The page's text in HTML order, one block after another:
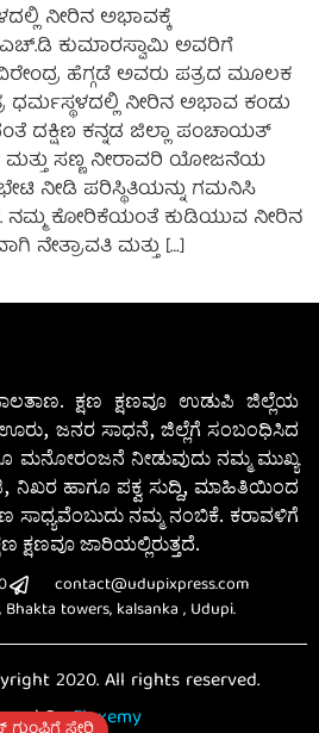
ನೀರಿನ ಅಭಾವಕ್ಕೆ
ಎಚ್‌.ಡಿ ಕುಮಾರಸ್ವಾಮಿ ಅವರಿಗೆ
ಹೆಗ್ಗಡೆ ಅವರು ಪತ್ರದ ಮೂಲಕ
ಧರ್ಮಸ್ಥಳದಲ್ಲಿ ನೀರಿನ ಅಭಾವ ಕಂಡು
ದಕ್ಷಿಣ ಕನ್ನಡ ಜಿಲ್ಲಾ ಪಂಚಾಯತ್
ಸಣ್ಣ ನೀರಾವರಿ ಯೋಜನೆಯ
ನೀಡಿ ಪರಿಸ್ಥಿತಿಯನ್ನು ಗಮನಿಸಿ
ನಮ್ಮ ಕೋರಿಕೆಯಂತೆ ಕುಡಿಯುವ ನೀರಿನ
ನೇತ್ರಾವತಿ ಮತ್ತು […]
ಕ್ಷಣ ಕ್ಷಣವೂ ಉಡುಪಿ ಜಿಲ್ಲೆಯ
ಊರು, ಜನರ ಸಾಧನೆ, ಜಿಲ್ಲೆಗೆ ಸಂಬಂಧಿಸಿದ
ಮನೋರಂಜನೆ ನೀಡುವುದು ನಮ್ಮ ಮುಖ್ಯ
ನಿಖರ ಹಾಗೂ ಪಕ್ವ ಸುದ್ದಿ, ಮಾಹಿತಿಯಿಂದ
ನಮ್ಮ ನಂಬಿಕೆ. ಕರಾವಳಿಗೆ
ಕ್ಷಣವೂ ಜಾರಿಯಲ್ಲಿರುತ್ತದೆ.
contact@udupixpress.com
towers, kalsanka , Udupi.
2020. All rights reserved.
ByFluxemy